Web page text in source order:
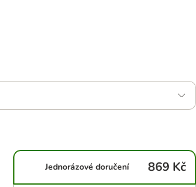
Jednorázové doručení 869 Kč